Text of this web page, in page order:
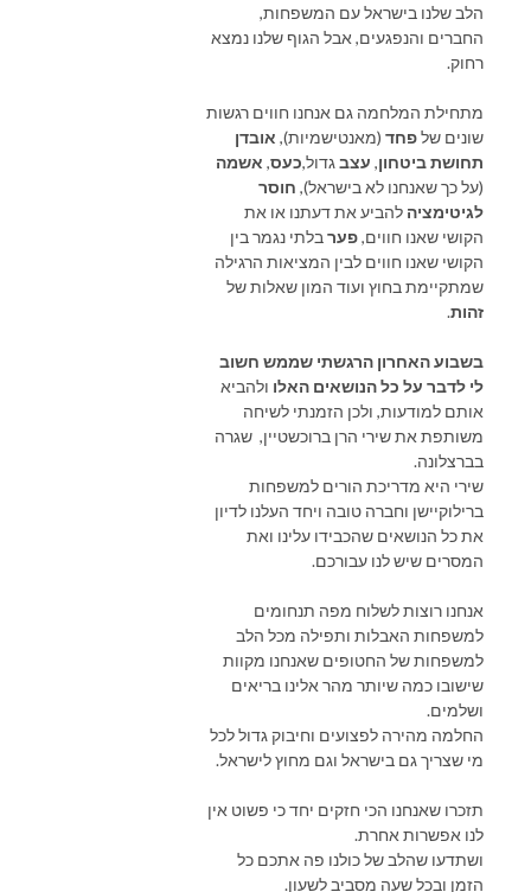
הלב שלנו בישראל עם המשפחות,
החברים והנפגעים, אבל הגוף שלנו נמצא
רחוק.
מתחילת המלחמה גם אנחנו חווים רגשות
שונים שלפחד (מאנטישמיות), אובדן
תחושת ביטחון, עצבגדול,כעס, אשמה
(על כך שאנחנו לא בישראל), חוסר
לגיטימציה להביע את דעתנו או את
הקושי שאנו חווים,פערבלתי נגמר בין
הקושי שאנו חווים לבין המציאות הרגילה
שמתקיימת בחוץ ועוד המון שאלות של
זהות.
בשבוע האחרון הרגשתי שממש חשוב
לי לדבר על כל הנושאים האלו ולהביא
אותם למודעות, ולכן הזמנתי לשיחה
משותפת אתשירי הרן ברוכשטיין, שגרה
בברצלונה.
שירי היא מדריכת הורים למשפחות
ברילוקיישן וחברה טובה ויחד העלנו לדיון
את כל הנושאים שהכבידו עלינו ואת
המסרים שיש לנו עבורכם.
אנחנו רוצות לשלוח מפה תנחומים
למשפחות האבלות ותפילה מכל הלב
למשפחות של החטופים שאנחנו מקוות
שישובו כמה שיותר מהר אלינו בריאים
ושלמים.
החלמה מהירה לפצועים וחיבוק גדול לכל
מי שצריך גם בישראל וגם מחוץ לישראל.
תזכרו שאנחנו הכי חזקים יחד כי פשוט אין
לנו אפשרות אחרת.
ושתדעו שהלב של כולנו פה אתכם כל
הזמן ובכל שעה מסביב לשעון.